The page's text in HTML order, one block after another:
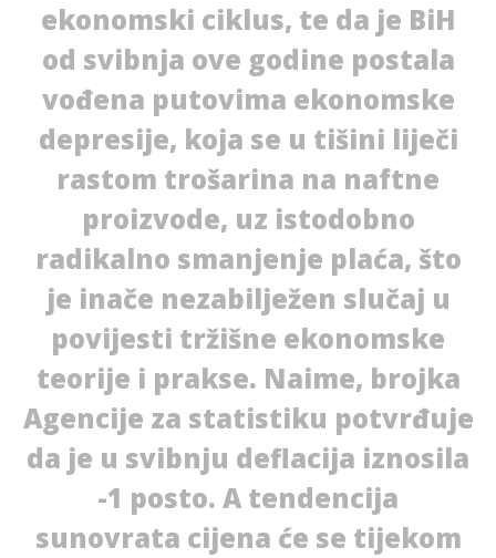
ekonomski ciklus, te da je BiH
od svibnja ove godine postala
vođena putovima ekonomske
depresije, koja se u tišini liječi
rastom trošarina na naftne
proizvode, uz istodobno
radikalno smanjenje plaća, što
je inače nezabilježen slučaj u
povijesti tržišne ekonomske
teorije i prakse. Naime, brojka
Agencije za statistiku potvrđuje
da je u svibnju deflacija iznosila
-1 posto. A tendencija
sunovrata cijena će se tijekom